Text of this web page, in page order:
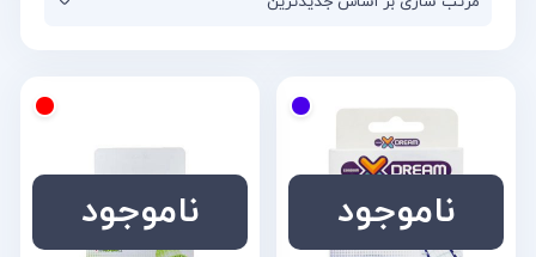
ناموجود ناموجود